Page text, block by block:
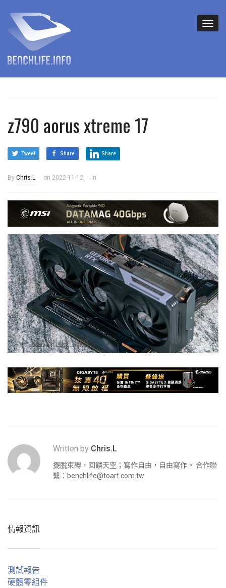
z790 aorus xtreme 17
Tweet Share Share
By Chris.L on 2022-11-12 in
Written by Chris.L
擺脫束縛，回饋天空；寫作自由，自由寫作。 合作聯
繫： benchlife@toart.com.tw
情報資訊
測試報告
硬體零組件